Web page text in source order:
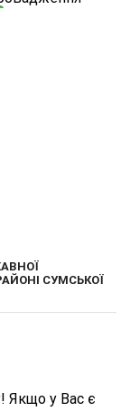
СУМСЬКОЇ
Якщо у Вас є